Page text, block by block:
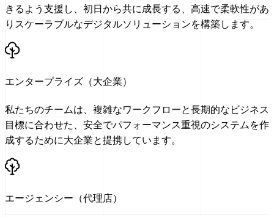
きるよう支援し、初日から共に成長する、高速で柔軟性があ
りスケーラブルなデジタルソリューションを構築します。
エンタープライズ（大企業）
私たちのチームは、複雑なワークフローと長期的なビジネス
目標に合わせた、安全でパフォーマンス重視のシステムを作
成するために大企業と提携しています。
エージェンシー（代理店）